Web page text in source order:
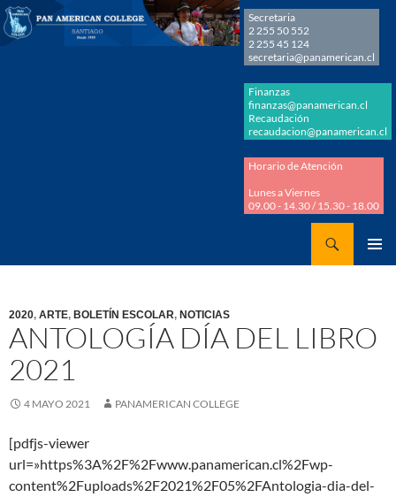
Secretaria
2 255 50 552
2 255 45 124
secretaria@panamerican.cl
Finanzas
finanzas@panamerican.cl
Recaudación
recaudacion@panamerican.cl
Horario de Atención
Lunes a Viernes
09.00 - 14.30 / 15.30 - 18.00
2020, ARTE, BOLETÍN ESCOLAR, NOTICIAS
ANTOLOGÍA DÍA DEL LIBRO
2021
4 MAYO 2021 PANAMERICAN COLLEGE
[pdfjs-viewer
url=»https%3A%2F%2Fwww.panamerican.cl%2Fwp-
content%2Fuploads%2F2021%2F05%2FAntologia-dia-del-